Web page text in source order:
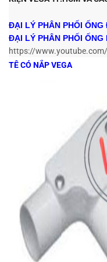
ĐẠI LÝ PHÂN PHỐI ỐNG
ĐẠI LÝ PHÂN PHỐI ỐNG
https://
TÊ CÓ NẮP VEGA